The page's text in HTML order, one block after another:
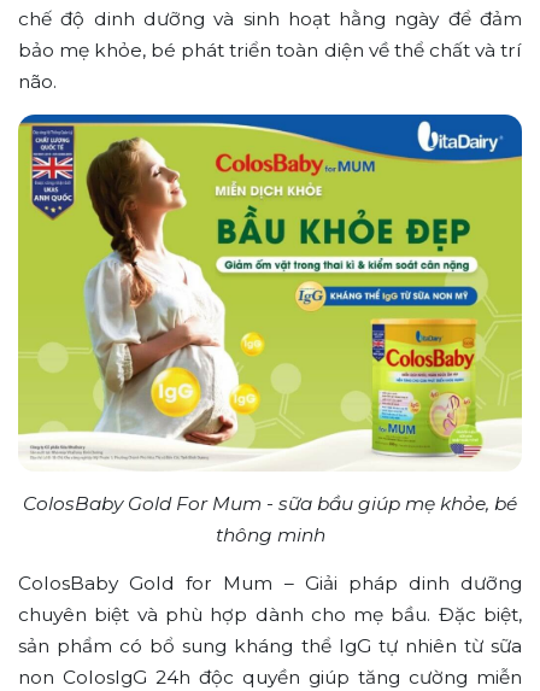
chế độ dinh dưỡng và sinh hoạt hằng ngày để đảm
bảo mẹ khỏe, bé phát triển toàn diện về thể chất và trí
não.
ColosBaby Gold For Mum - sữa bầu giúp mẹ khỏe, bé
thông minh
ColosBaby Gold for Mum – Giải pháp dinh dưỡng
chuyên biệt và phù hợp dành cho mẹ bầu. Đặc biệt,
sản phẩm có bổ sung kháng thể IgG tự nhiên từ sữa
non ColosIgG 24h độc quyền giúp tăng cường miễn